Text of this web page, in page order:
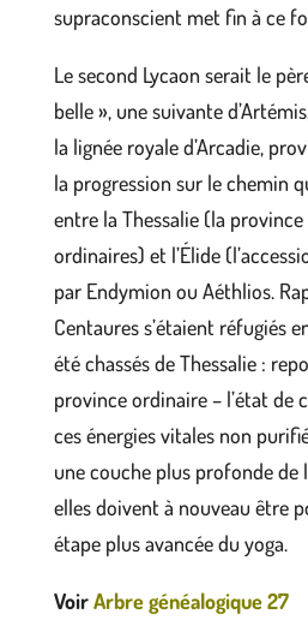
supraconscient met fin à ce
Le second Lycaon serait le
belle », une suivante
la lignée royale d’Arcadie,
la progression sur le chemin
entre la Thessalie (la
ordinaires) et l’Élide
par Endymion ou Aéthlios.
Centaures s’étaient réfugiés
été chassés de Thessalie :
province ordinaire – l’état de
ces énergies vitales non
une couche plus profonde de
elles doivent à nouveau être
étape plus avancée du yoga.
VoirArbre généalogique 27